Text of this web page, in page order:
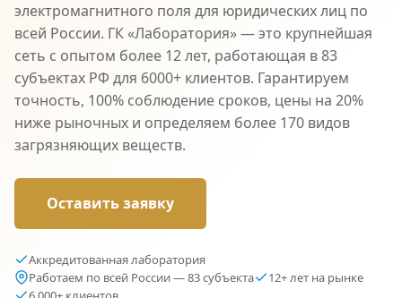
электромагнитного поля для юридических лиц по
всей России. ГК «Лаборатория» — это крупнейшая
сеть с опытом более 12 лет, работающая в 83
субъектах РФ для 6000+ клиентов. Гарантируем
точность, 100% соблюдение сроков, цены на 20%
ниже рыночных и определяем более 170 видов
загрязняющих веществ.
Оставить заявку
Аккредитованная лаборатория
Работаем по всей России — 83 субъекта
12+ лет на рынке